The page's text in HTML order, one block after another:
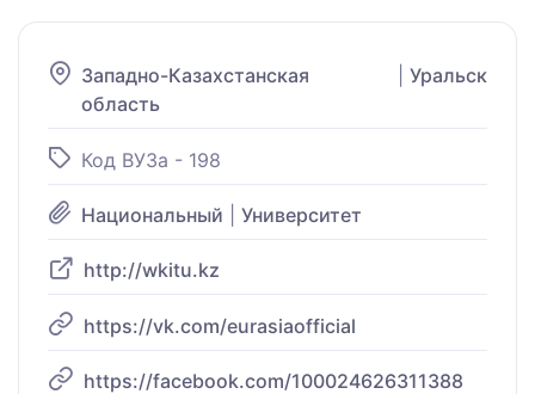
Западно-Казахстанская
область
Уральск
Код ВУЗа - 198
Национальный Университет
http://wkitu.kz
https://vk.com/eurasiaofficial
https://facebook.com/100024626311388